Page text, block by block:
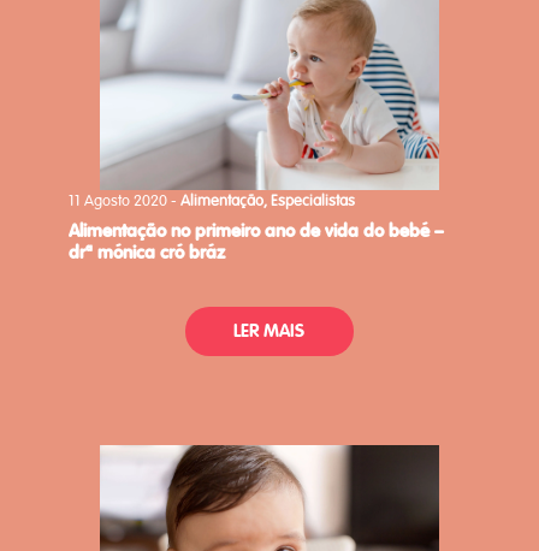
11 Agosto 2020 -Alimentação, Especialistas
alimentação no primeiro ano de vida do bebé –
drª mónica cró bráz
LER MAIS